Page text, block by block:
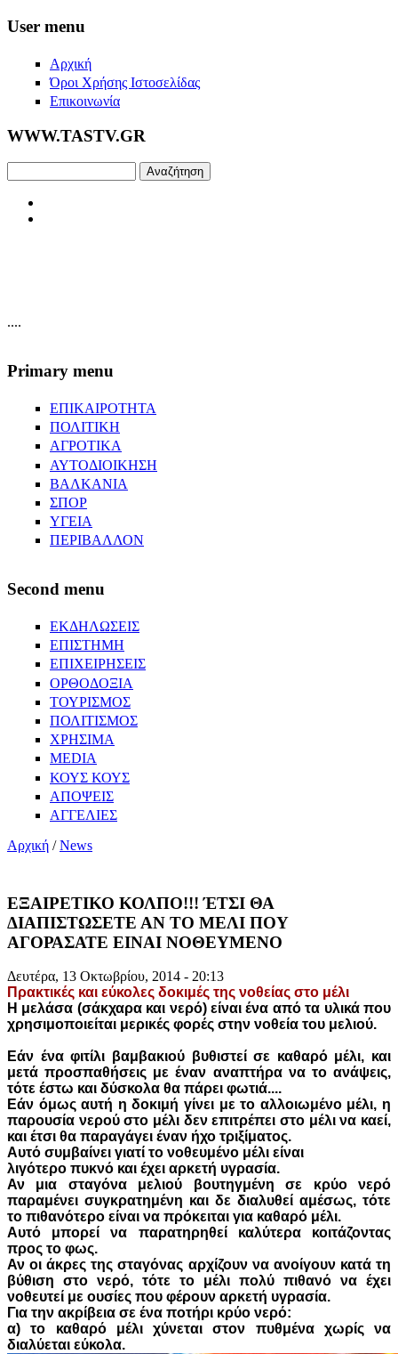
Skip to main content
User menu
Αρχική
Όροι Χρήσης Ιστοσελίδας
Επικοινωνία
WWW.TASTV.GR
....
Primary menu
ΕΠΙΚΑΙΡΟΤΗΤΑ
ΠΟΛΙΤΙΚΗ
ΑΓΡΟΤΙΚΑ
ΑΥΤΟΔΙΟΙΚΗΣΗ
ΒΑΛΚΑΝΙΑ
ΣΠΟΡ
ΥΓΕΙΑ
ΠΕΡΙΒΑΛΛΟΝ
Second menu
ΕΚΔΗΛΩΣΕΙΣ
ΕΠΙΣΤΗΜΗ
ΕΠΙΧΕΙΡΗΣΕΙΣ
ΟΡΘΟΔΟΞΙΑ
ΤΟΥΡΙΣΜΟΣ
ΠΟΛΙΤΙΣΜΟΣ
ΧΡΗΣΙΜΑ
MEDIA
ΚΟΥΣ ΚΟΥΣ
ΑΠΟΨΕΙΣ
ΑΓΓΕΛΙΕΣ
Αρχική /News
ΕΞΑΙΡΕΤΙΚΟ ΚΟΛΠΟ!!! ΈΤΣΙ ΘΑ
ΔΙΑΠΙΣΤΩΣΕΤΕ ΑΝ ΤΟ ΜΕΛΙ ΠΟΥ
ΑΓΟΡΑΣΑΤΕ ΕΙΝΑΙ ΝΟΘΕΥΜΕΝΟ
Δευτέρα, 13 Οκτωβρίου, 2014 - 20:13
Πρακτικές και εύκολες δοκιμές της νοθείας στο μέλι
Η μελάσα (σάκχαρα και νερό) είναι ένα από τα υλικά που
χρησιμοποιείται μερικές φορές στην νοθεία του μελιού.
Εάν ένα φιτίλι βαμβακιού βυθιστεί σε καθαρό μέλι, και
μετά προσπαθήσεις με έναν αναπτήρα να το ανάψεις,
τότε έστω και δύσκολα θα πάρει φωτιά....
Εάν όμως αυτή η δοκιμή γίνει με το αλλοιωμένο μέλι, η
παρουσία νερού στο μέλι δεν επιτρέπει στο μέλι να καεί,
και έτσι θα παραγάγει έναν ήχο τριξίματος.
Αυτό συμβαίνει γιατί το νοθευμένο μέλι είναι
λιγότερο πυκνό και έχει αρκετή υγρασία.
Αν μια σταγόνα μελιού βουτηγμένη σε κρύο νερό
παραμένει συγκρατημένη και δε διαλυθεί αμέσως, τότε
το πιθανότερο είναι να πρόκειται για καθαρό μέλι.
Αυτό μπορεί να παρατηρηθεί καλύτερα κοιτάζοντας
προς το φως.
Αν οι άκρες της σταγόνας αρχίζουν να ανοίγουν κατά τη
βύθιση στο νερό, τότε το μέλι πολύ πιθανό να έχει
νοθευτεί με ουσίες που φέρουν αρκετή υγρασία.
Για την ακρίβεια σε ένα ποτήρι κρύο νερό:
α) το καθαρό μέλι χύνεται στον πυθμένα χωρίς να
διαλύεται εύκολα.